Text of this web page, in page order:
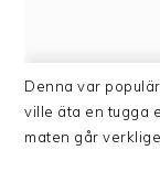
Denna var
ville äta en tugga
maten går